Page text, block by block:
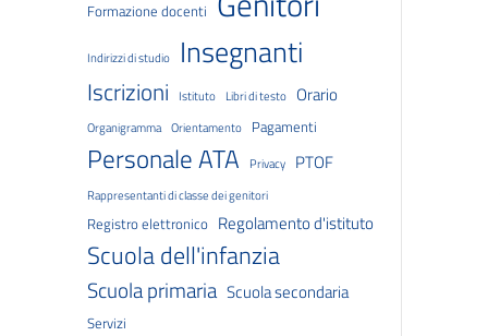
Formazione docenti
Indirizzi di studio Insegnanti
Iscrizioni Istituto Libri di testo Orario
Organigramma Orientamento Pagamenti
Personale ATA Privacy PTOF
Rappresentanti di classe dei genitori
Registro elettronico Regolamento d'istituto
Scuola dell'infanzia
Scuola primaria Scuola secondaria
Servizi